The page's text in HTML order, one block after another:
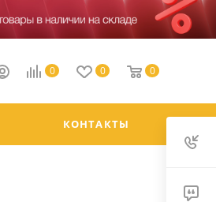
0 0 0
КОНТАКТЫ